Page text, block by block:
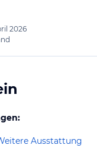
2026
Ausstattung